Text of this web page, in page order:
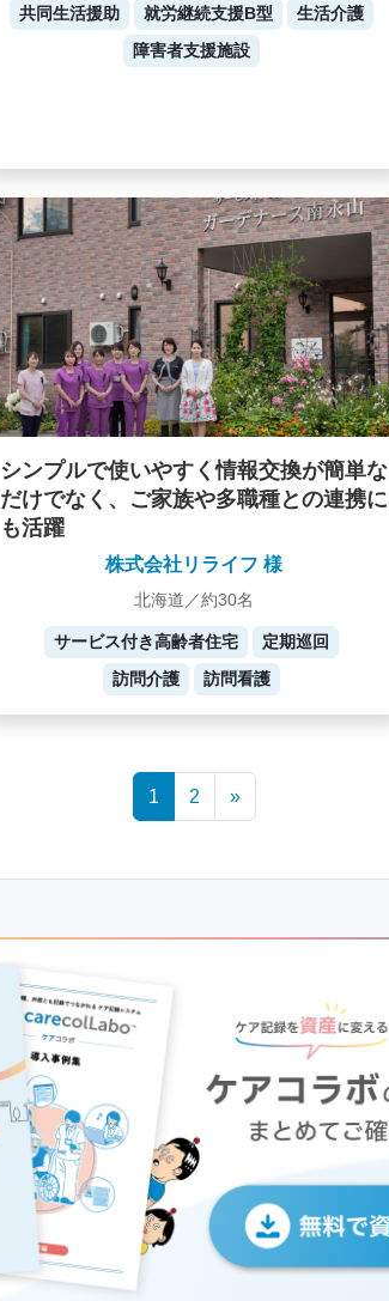
共同生活援助 就労継続支援B型
生活介護
障害者支援施設
シンプルで使いやすく情報交換が簡単な
だけでなく、ご家族や多職種との連携に
も活躍
株式会社リライフ 様
北海道／約30名
サービス付き高齢者住宅
定期巡回
訪問介護
訪問看護
1 2 »